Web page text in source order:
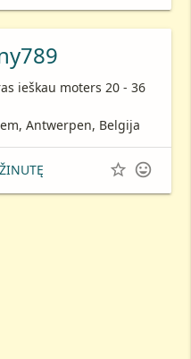
ieškau moters 20 - 36
Antwerpen, Belgija
 